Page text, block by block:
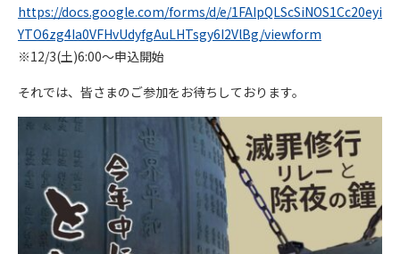
https://docs.google.com/forms/d/e/1FAIpQLScSiNOS1Cc20eyi
YTO6zg4Ia0VFHvUdyfgAuLHTsgy6I2VlBg/viewform
※12/3(土)6:00～申込開始
それでは、皆さまのご参加をお待ちしております。